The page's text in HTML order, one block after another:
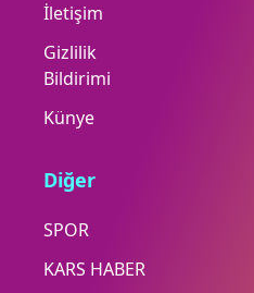
İletişim
Gizlilik
Bildirimi
Künye
Diğer
SPOR
KARS HABER